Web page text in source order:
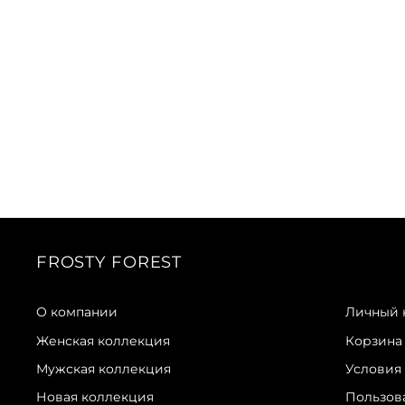
FROSTY FOREST
О компании
Женская коллекция
Мужская коллекция
Новая коллекция
Личный
Корзина